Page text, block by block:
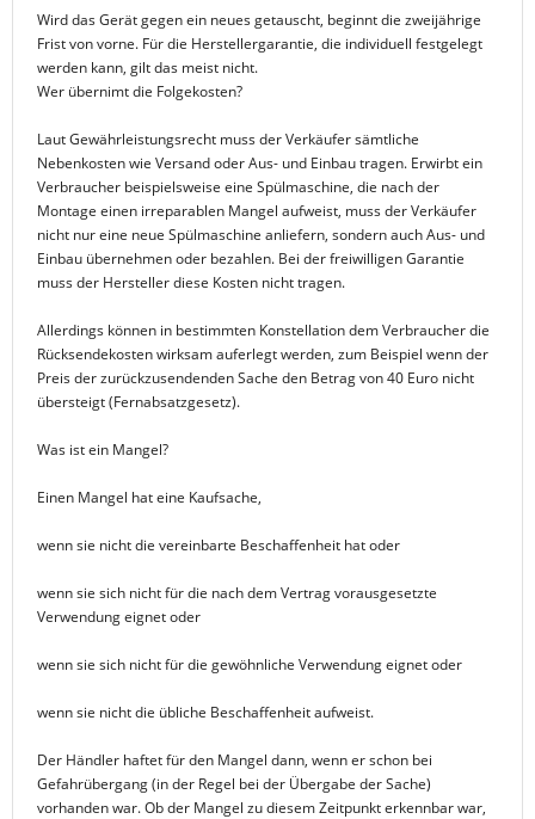
Wird das Gerät gegen ein neues getauscht, beginnt die zweijährige
Frist von vorne. Für die Herstellergarantie, die individuell festgelegt
werden kann, gilt das meist nicht.
Wer übernimt die Folgekosten?
Laut Gewährleistungsrecht muss der Verkäufer sämtliche
Nebenkosten wie Versand oder Aus- und Einbau tragen. Erwirbt ein
Verbraucher beispielsweise eine Spülmaschine, die nach der
Montage einen irreparablen Mangel aufweist, muss der Verkäufer
nicht nur eine neue Spülmaschine anliefern, sondern auch Aus- und
Einbau übernehmen oder bezahlen. Bei der freiwilligen Garantie
muss der Hersteller diese Kosten nicht tragen.
Allerdings können in bestimmten Konstellation dem Verbraucher die
Rücksendekosten wirksam auferlegt werden, zum Beispiel wenn der
Preis der zurückzusendenden Sache den Betrag von 40 Euro nicht
übersteigt (Fernabsatzgesetz).
Was ist ein Mangel?
Einen Mangel hat eine Kaufsache,
wenn sie nicht die vereinbarte Beschaffenheit hat oder
wenn sie sich nicht für die nach dem Vertrag vorausgesetzte
Verwendung eignet oder
wenn sie sich nicht für die gewöhnliche Verwendung eignet oder
wenn sie nicht die übliche Beschaffenheit aufweist.
Der Händler haftet für den Mangel dann, wenn er schon bei
Gefahrübergang (in der Regel bei der Übergabe der Sache)
vorhanden war. Ob der Mangel zu diesem Zeitpunkt erkennbar war,